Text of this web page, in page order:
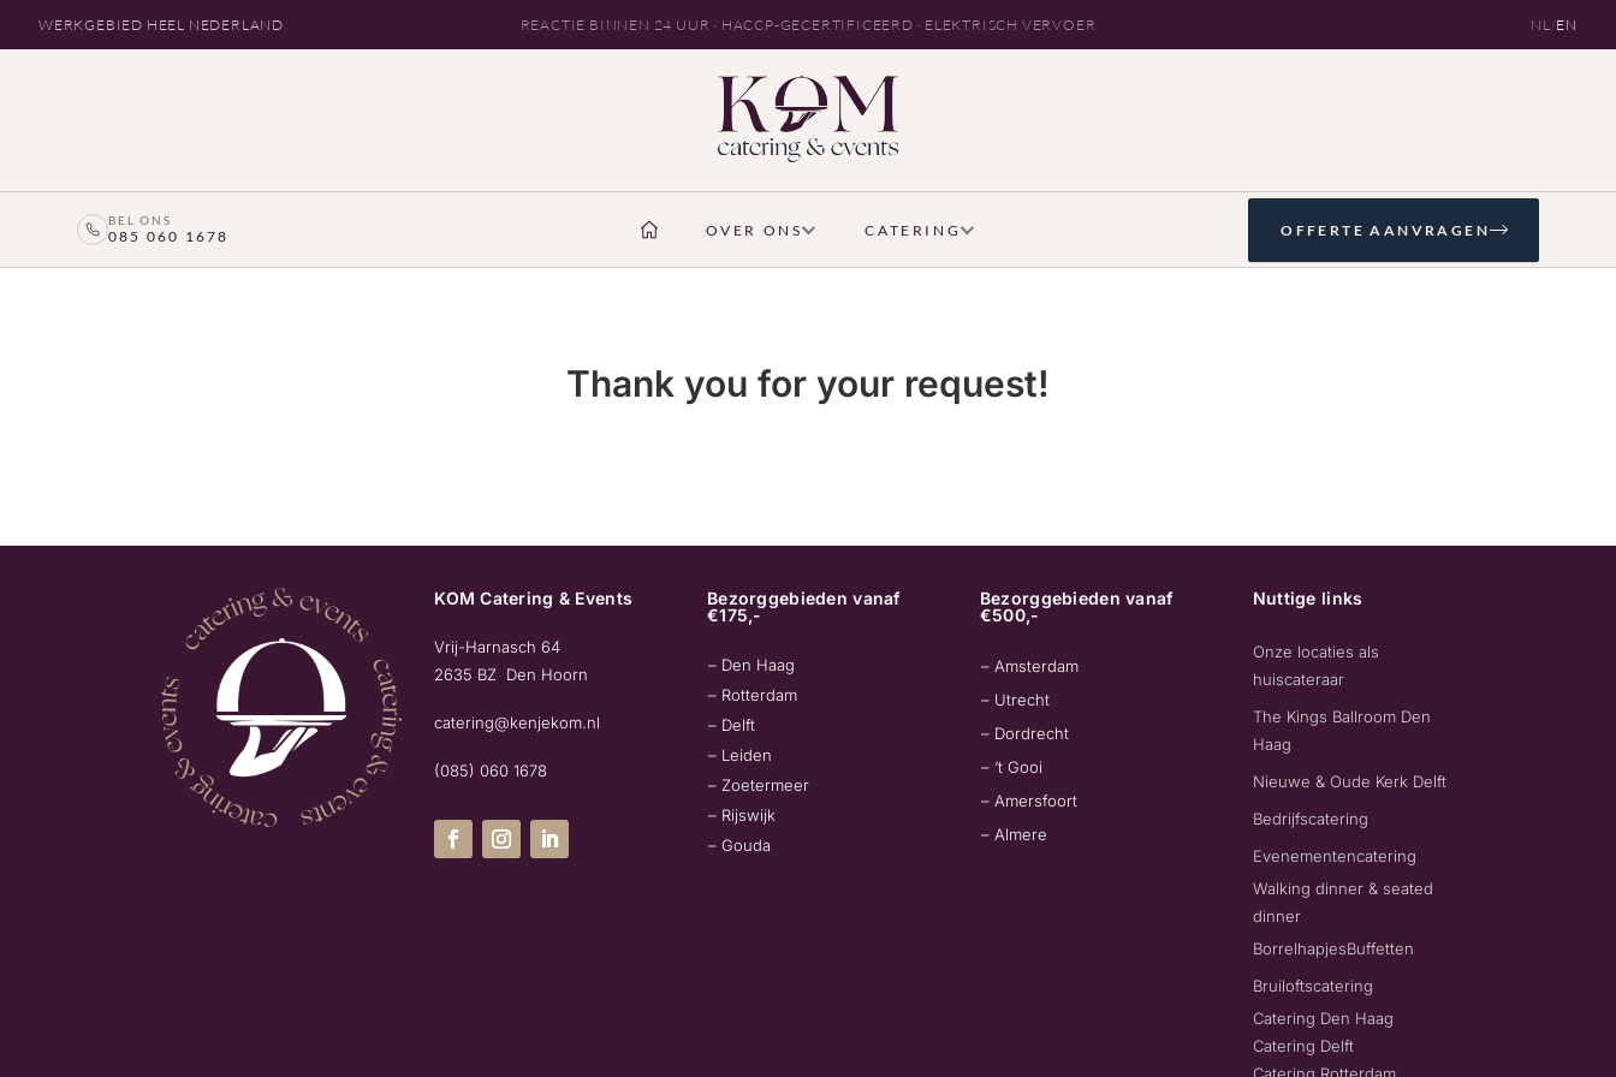
WERKGEBIED HEEL NEDERLAND REACTIE BINNEN 24 UUR · HACCP-GECERTIFICEERD · ELEKTRISCH VERVOER NL/EN
BEL ONS
085 060 1678 OVER ONS CATERING OFFERTE AANVRAGEN
Thank you for your request!
KOM Catering & Events
Vrij-Harnasch 64
2635 BZ Den Hoorn
catering@kenjekom.nl
(085) 060 1678
Bezorggebieden vanaf
€175,-
– Den Haag
– Rotterdam
– Delft
– Leiden
– Zoetermeer
– Rijswijk
– Gouda
Bezorggebieden vanaf
€500,-
– Amsterdam
– Utrecht
– Dordrecht
– ‘t Gooi
– Amersfoort
– Almere
Nuttige links
Onze locaties als
huiscateraar
The Kings Ballroom Den
Haag
Nieuwe & Oude Kerk Delft
Bedrijfscatering
Evenementencatering
Walking dinner & seated
dinner
BorrelhapjesBuffetten
Bruiloftscatering
Catering Den Haag
Catering Delft
Catering Rotterdam